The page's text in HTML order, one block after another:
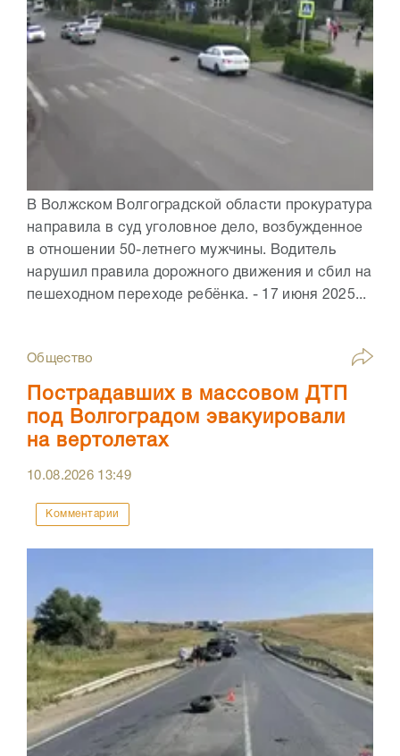
В Волжском Волгоградской области прокуратура
направила в суд уголовное дело, возбужденное
в отношении 50-летнего мужчины. Водитель
нарушил правила дорожного движения и сбил на
пешеходном переходе ребёнка. - 17 июня 2025...
Общество
Пострадавших в массовом ДТП
под Волгоградом эвакуировали
на вертолетах
10.08.2026 13:49
Комментарии